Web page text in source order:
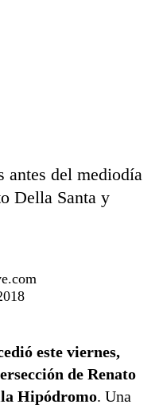
antes del mediodía
Della Santa y
este viernes,
de Renato
Hipódromo. Una